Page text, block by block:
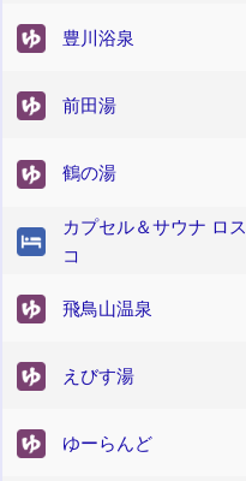
豊川浴泉
前田湯
鶴の湯
カプセル＆サウナ ロス
コ
飛鳥山温泉
えびす湯
ゆーらんど